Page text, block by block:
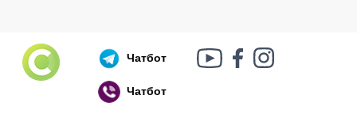
Чатбот
Чатбот